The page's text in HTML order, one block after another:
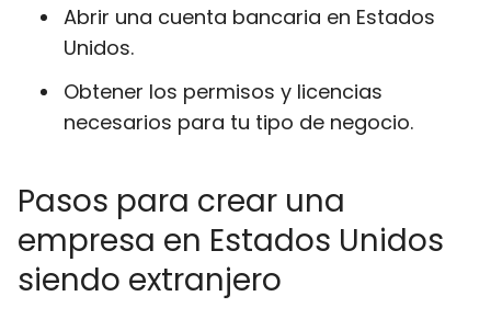
Abrir una cuenta bancaria en Estados
Unidos.
Obtener los permisos y licencias
necesarios para tu tipo de negocio.
Pasos para crear una
empresa en Estados Unidos
siendo extranjero